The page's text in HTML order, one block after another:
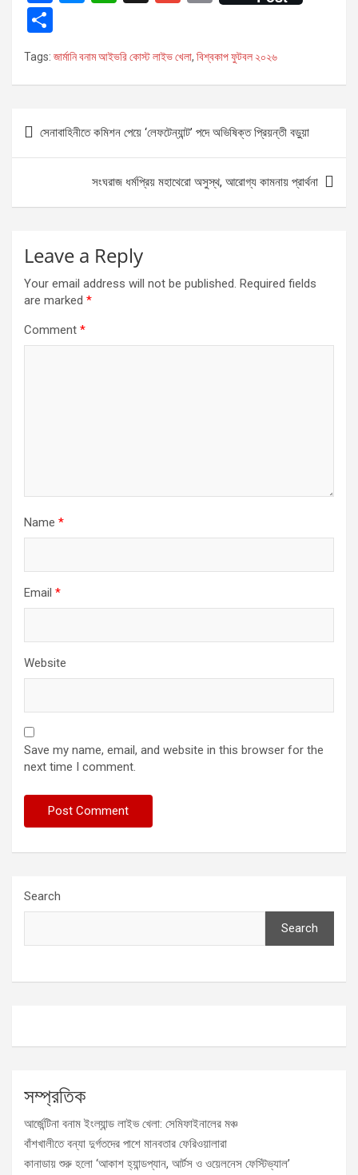
b
o
k
n
g
s
A
p
h
ar
Tags: জার্মানি বনাম আইভরি কোস্ট লাইভ খেলা, বিশ্বকাপ ফুটবল ২০২৬
Post
navigation
সেনাবাহিনীতে কমিশন পেয়ে ‘লেফটেন্যান্ট’ পদে অভিষিক্ত প্রিয়ন্তী বড়ুয়া
সংঘরাজ ধর্মপ্রিয় মহাথেরো অসুস্থ, আরোগ্য কামনায় প্রার্থনা
Leave a Reply
Your email address will not be published. Required fields
are marked *
Comment *
Name *
Email *
Website
Save my name, email, and website in this browser for the
next time I comment.
Search
Search
সম্প্রতিক
আর্জেন্টিনা বনাম ইংল্যান্ড লাইভ খেলা: সেমিফাইনালের মঞ্চ
বাঁশখালীতে বন্যা দুর্গতদের পাশে মানবতার ফেরিওয়ালারা
কানাডায় শুরু হলো ‘আকাশ হ্যান্ডপ্যান, আর্টস ও ওয়েলনেস ফেস্টিভ্যাল’